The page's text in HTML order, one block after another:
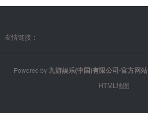
友情链接：
Powered by 九游娱乐(中国)有限公司-官方网站
HTML地图